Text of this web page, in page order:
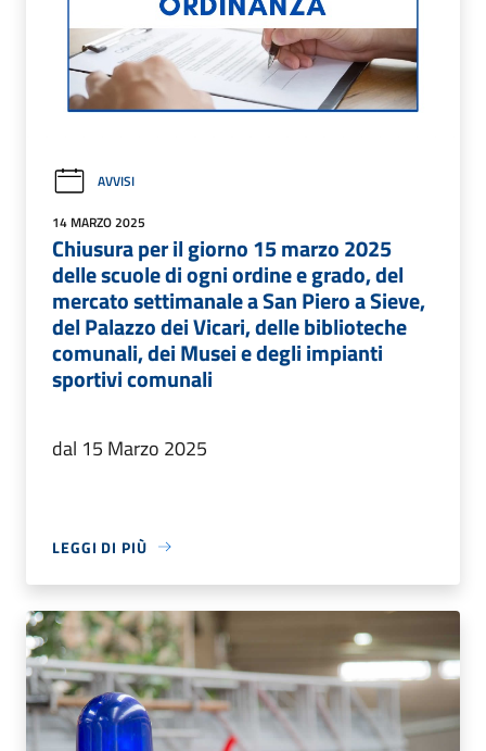
AVVISI
14 MARZO 2025
Chiusura per il giorno 15 marzo 2025
delle scuole di ogni ordine e grado, del
mercato settimanale a San Piero a Sieve,
del Palazzo dei Vicari, delle biblioteche
comunali, dei Musei e degli impianti
sportivi comunali
dal 15 Marzo 2025
LEGGI DI PIÙ